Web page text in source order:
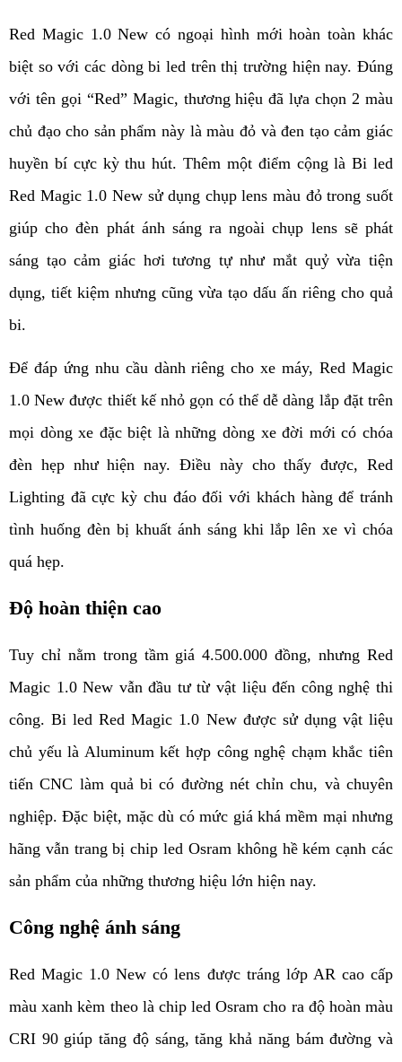
Red Magic 1.0 New có ngoại hình mới hoàn toàn khác
biệt so với các dòng bi led trên thị trường hiện nay. Đúng
với tên gọi “Red” Magic, thương hiệu đã lựa chọn 2 màu
chủ đạo cho sản phẩm này là màu đỏ và đen tạo cảm giác
huyền bí cực kỳ thu hút. Thêm một điểm cộng là Bi led
Red Magic 1.0 New sử dụng chụp lens màu đỏ trong suốt
giúp cho đèn phát ánh sáng ra ngoài chụp lens sẽ phát
sáng tạo cảm giác hơi tương tự như mắt quỷ vừa tiện
dụng, tiết kiệm nhưng cũng vừa tạo dấu ấn riêng cho quả
bi.
Để đáp ứng nhu cầu dành riêng cho xe máy, Red Magic
1.0 New được thiết kế nhỏ gọn có thể dễ dàng lắp đặt trên
mọi dòng xe đặc biệt là những dòng xe đời mới có chóa
đèn hẹp như hiện nay. Điều này cho thấy được, Red
Lighting đã cực kỳ chu đáo đối với khách hàng để tránh
tình huống đèn bị khuất ánh sáng khi lắp lên xe vì chóa
quá hẹp.
Độ hoàn thiện cao
Tuy chỉ nằm trong tầm giá 4.500.000 đồng, nhưng Red
Magic 1.0 New vẫn đầu tư từ vật liệu đến công nghệ thi
công. Bi led Red Magic 1.0 New được sử dụng vật liệu
chủ yếu là Aluminum kết hợp công nghệ chạm khắc tiên
tiến CNC làm quả bi có đường nét chỉn chu, và chuyên
nghiệp. Đặc biệt, mặc dù có mức giá khá mềm mại nhưng
hãng vẫn trang bị chip led Osram không hề kém cạnh các
sản phẩm của những thương hiệu lớn hiện nay.
Công nghệ ánh sáng
Red Magic 1.0 New có lens được tráng lớp AR cao cấp
màu xanh kèm theo là chip led Osram cho ra độ hoàn màu
CRI 90 giúp tăng độ sáng, tăng khả năng bám đường và